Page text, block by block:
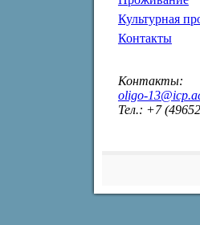
Культурная
Контакты
Контакты:
oligo-
Тел.: +7